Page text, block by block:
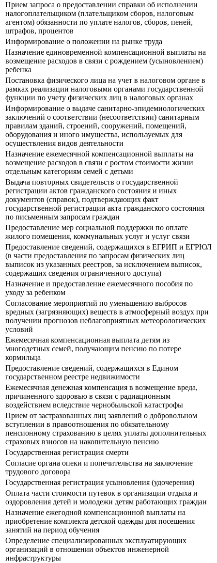
Прием запроса о предоставлении справки об исполнении
налогоплательщиком (плательщиком сборов, налоговым
агентом) обязанности по уплате налогов, сборов, пеней,
штрафов, процентов
Информирование о положении на рынке труда
Назначение единовременной компенсационной выплаты на
возмещение расходов в связи с рождением (усыновлением)
ребенка
Постановка физического лица на учет в налоговом органе в
рамках реализации налоговыми органами государственной
функции по учету физических лиц в налоговых органах
Информирование о выдаче санитарно-эпидемиологических
заключений о соответствии (несоответствии) санитарным
правилам зданий, строений, сооружений, помещений,
оборудования и иного имущества, используемых для
осуществления видов деятельности
Назначение ежемесячной компенсационной выплаты на
возмещение расходов в связи с ростом стоимости жизни
отдельным категориям семей с детьми
Выдача повторных свидетельств о государственной
регистрации актов гражданского состояния и иных
документов (справок), подтверждающих факт
государственной регистрации акта гражданского состояния
по письменным запросам граждан
Предоставление мер социальной поддержки по оплате
жилого помещения, коммунальных услуг и услуг связи
Предоставление сведений, содержащихся в ЕГРИП и ЕГРЮЛ
(в части предоставления по запросам физических лиц
выписок из указанных реестров, за исключением выписок,
содержащих сведения ограниченного доступа)
Назначение и предоставление ежемесячного пособия по
уходу за ребенком
Согласование мероприятий по уменьшению выбросов
вредных (загрязняющих) веществ в атмосферный воздух при
получении прогнозов неблагоприятных метеорологических
условий
Ежемесячная компенсационная выплата детям из
многодетных семей, получающим пенсию по потере
кормильца
Предоставление сведений, содержащихся в Едином
государственном реестре недвижимости
Ежемесячная денежная компенсация в возмещение вреда,
причиненного здоровью в связи с радиационным
воздействием вследствие чернобыльской катастрофы
Прием от застрахованных лиц заявлений о добровольном
вступлении в правоотношения по обязательному
пенсионному страхованию в целях уплаты дополнительных
страховых взносов на накопительную пенсию
Государственная регистрация смерти
Согласие органа опеки и попечительства на заключение
трудового договора
Государственная регистрация усыновления (удочерения)
Оплата части стоимости путевок в организации отдыха и
оздоровления детей и молодежи детям работающих граждан
Назначение ежегодной компенсационной выплаты на
приобретение комплекта детской одежды для посещения
занятий на период обучения
Определение специализированных эксплуатирующих
организаций в отношении объектов инженерной
инфраструктуры